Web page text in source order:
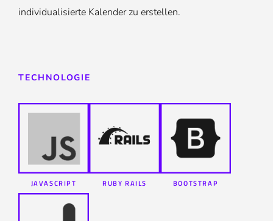
individualisierte Kalender zu erstellen.
TECHNOLOGIE
JAVASCRIPT RUBY RAILS BOOTSTRAP